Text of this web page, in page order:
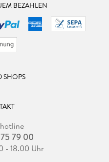
BEZAHLEN
SHOPS
79 00
- 18.00 Uhr